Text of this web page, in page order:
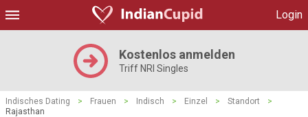
Login
Kostenlos anmelden
Triff NRI Singles
Indisches Dating > Frauen > Indisch > Einzel > Standort
>
Rajasthan